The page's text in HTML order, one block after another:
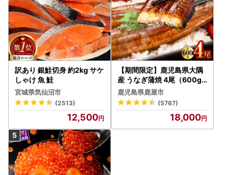
訳あり 銀鮭切身 約2kg サケ
しゃけ 魚 鮭
宮城県気仙沼市
(2513)
12,500
【期間限定】鹿児島県大隅
産 うなぎ蒲焼 4尾（600g
） KN007-004-04-cp18
うなぎ 鰻 魚 惣菜 総菜
鹿児島県鹿屋市
(5767)
18,000